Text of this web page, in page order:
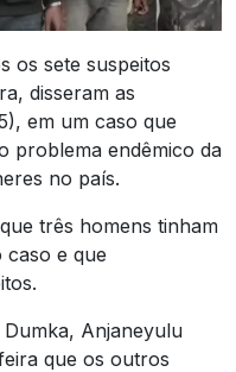
os sete suspeitos
disseram as
em um caso que
problema endêmico da
no país.
três homens tinham
caso e que
Anjaneyulu
que os outros